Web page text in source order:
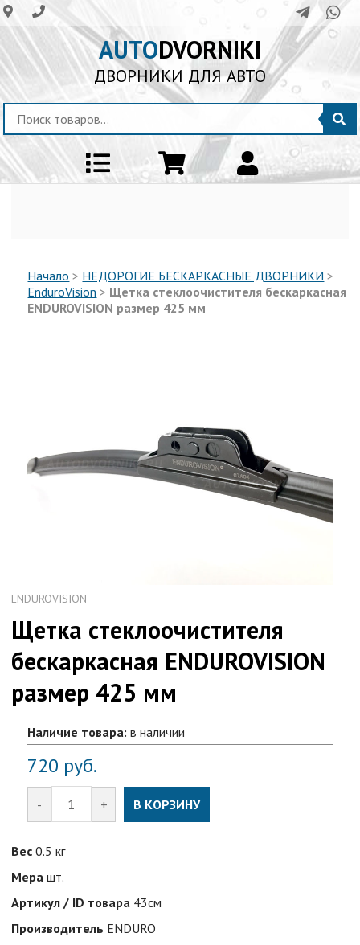
AUTODVORNIKI
ДВОРНИКИ ДЛЯ АВТО
Начало > НЕДОРОГИЕ БЕСКАРКАСНЫЕ ДВОРНИКИ >
EnduroVision > Щетка стеклоочистителя бескаркасная
ENDUROVISION размер 425 мм
ENDUROVISION
Щетка стеклоочистителя
бескаркасная ENDUROVISION
размер 425 мм
Наличие товара: в наличии
720 руб.
- + В КОРЗИНУ
Вес 0.5 кг
Мера шт.
Артикул / ID товара 43см
Производитель ENDURO